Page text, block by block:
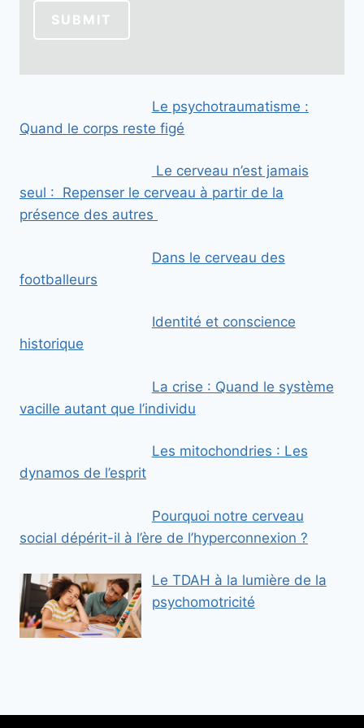
l
SUBMIT
Le psychotraumatisme :
Quand le corps reste figé
Le cerveau n’est jamais
seul : Repenser le cerveau à partir de la
présence des autres
Dans le cerveau des
footballeurs
Identité et conscience
historique
La crise : Quand le système
vacille autant que l’individu
Les mitochondries : Les
dynamos de l’esprit
Pourquoi notre cerveau
social dépérit-il à l’ère de l’hyperconnexion ?
Le TDAH à la lumière de la
psychomotricité